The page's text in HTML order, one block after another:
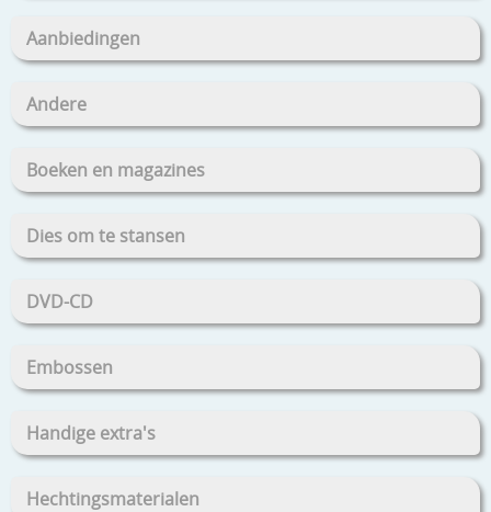
Aanbiedingen
Andere
Boeken en magazines
Dies om te stansen
DVD-CD
Embossen
Handige extra's
Hechtingsmaterialen